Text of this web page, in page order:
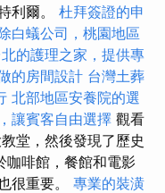
利爾。 杜拜簽證的申
白蟻公司，桃園地區
的護理之家，提供專
的房間設計 台灣土葬
北部地區安養院的選
讓賓客自由選擇 觀看
堂，然後發現了歷史
咖啡館，餐館和電影
很重要。 專業的裝潢